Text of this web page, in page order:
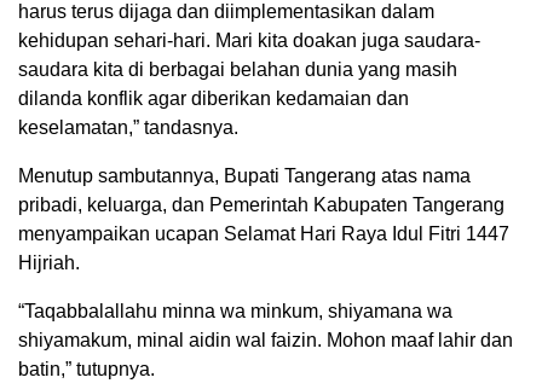
harus terus dijaga dan diimplementasikan dalam
kehidupan sehari-hari. Mari kita doakan juga saudara-
saudara kita di berbagai belahan dunia yang masih
dilanda konflik agar diberikan kedamaian dan
keselamatan,” tandasnya.
Menutup sambutannya, Bupati Tangerang atas nama
pribadi, keluarga, dan Pemerintah Kabupaten Tangerang
menyampaikan ucapan Selamat Hari Raya Idul Fitri 1447
Hijriah.
“Taqabbalallahu minna wa minkum, shiyamana wa
shiyamakum, minal aidin wal faizin. Mohon maaf lahir dan
batin,” tutupnya.